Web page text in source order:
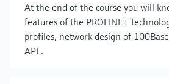
At the end of the course you will
features of the PROFINET
profiles, network design of
APL.